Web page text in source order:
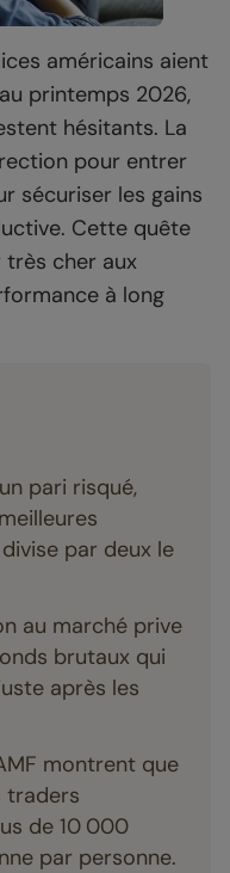
américains aient
printemps 2026,
hésitants. La
pour entrer
sécuriser les gains
Cette quête
cher aux
à long
pari risqué,
par deux le
au marché prive
brutaux qui
après les
montrent que
traders
de 10 000
par personne.